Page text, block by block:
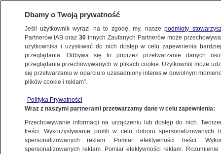
METEO
POLSKA
trakcie burzy znajdź bezpieczne
schronienie"
28.05.2024, 10:33
Dbamy o Twoją prywatność
Jeśli użytkownik wyrazi na to zgodę, my, naszepodmioty
Partnerów IAB oraz30 innych Zaufanych Partnerów może
użytkownika i uzyskiwać do nich dostęp w celu zapewnienia
przeglądania. Odbywa się to poprzez przetwarzanie danych
przeglądania przechowywanych w plikach cookie. Użytkownik może
się przetwarzaniu w oparciu o uzasadniony interes w dowolnym
plików cookie i reklam”.
Polityka Prywatności
Wraz z naszymi partnerami przetwarzamy dane w celu zapewnienia:
Przechowywanie informacji na urządzeniu lub dostęp do nich.
treści. Wykorzystywanie profili w celu doboru spersonalizowanych
spersonalizowanych reklam. Pomiar efektywności treści.
spersonalizowanych reklam. Pomiar efektywności reklam.